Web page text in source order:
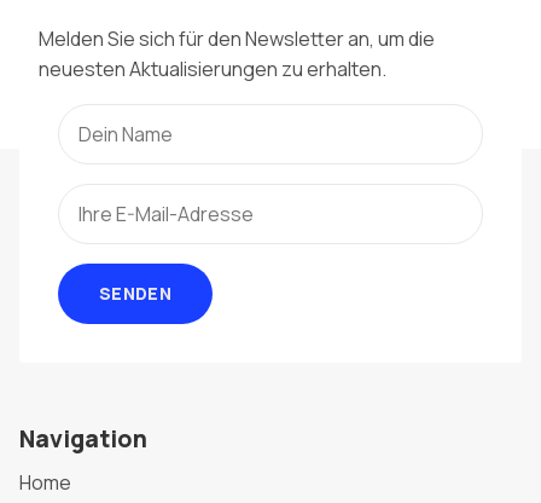
Melden Sie sich für den Newsletter an, um die
neuesten Aktualisierungen zu erhalten.
SENDEN
Navigation
Home